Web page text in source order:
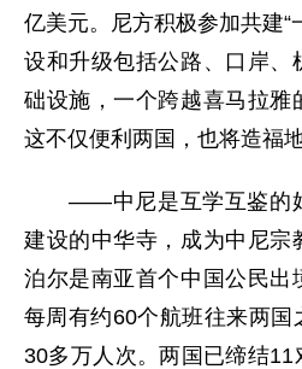
亿美元。尼方积极参加共建“
设和升级包括公路、口岸、
础设施，一个跨越喜马拉雅
这不仅便利两国，也将造福地
——中尼是互学互鉴的好
建设的中华寺，成为中尼宗
泊尔是南亚首个中国公民出
每周有约60个航班往来两国
30多万人次。两国已缔结